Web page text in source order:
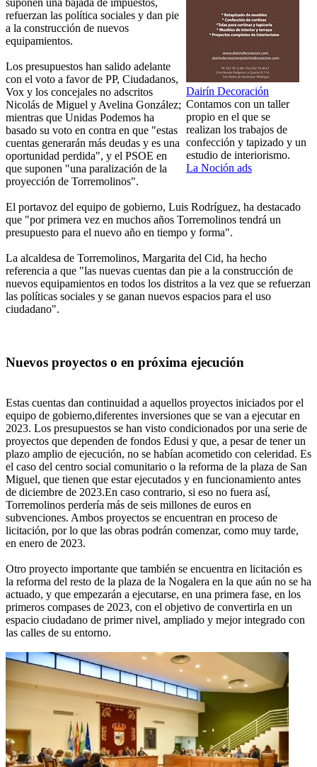
Dairín Decoración
Contamos con un taller
propio en el que se
realizan los trabajos de
confección y tapizado y un
estudio de interiorismo.
La Noción ads
suponen una bajada de impuestos,
refuerzan las política sociales y dan pie
a la construcción de nuevos
equipamientos.
Los presupuestos han salido adelante
con el voto a favor de PP, Ciudadanos,
Vox y los concejales no adscritos
Nicolás de Miguel y Avelina González;
mientras que Unidas Podemos ha
basado su voto en contra en que "estas
cuentas generarán más deudas y es una
oportunidad perdida", y el PSOE en
que suponen "una paralización de la
proyección de Torremolinos".
El portavoz del equipo de gobierno, Luis Rodríguez, ha destacado
que "por primera vez en muchos años Torremolinos tendrá un
presupuesto para el nuevo año en tiempo y forma".
La alcaldesa de Torremolinos, Margarita del Cid, ha hecho
referencia a que "las nuevas cuentas dan pie a la construcción de
nuevos equipamientos en todos los distritos a la vez que se refuerzan
las políticas sociales y se ganan nuevos espacios para el uso
ciudadano".
Nuevos proyectos o en próxima ejecución
Estas cuentas dan continuidad a aquellos proyectos iniciados por el
equipo de gobierno,diferentes inversiones que se van a ejecutar en
2023. Los presupuestos se han visto condicionados por una serie de
proyectos que dependen de fondos Edusi y que, a pesar de tener un
plazo amplio de ejecución, no se habían acometido con celeridad. Es
el caso del centro social comunitario o la reforma de la plaza de San
Miguel, que tienen que estar ejecutados y en funcionamiento antes
de diciembre de 2023.En caso contrario, si eso no fuera así,
Torremolinos perdería más de seis millones de euros en
subvenciones. Ambos proyectos se encuentran en proceso de
licitación, por lo que las obras podrán comenzar, como muy tarde,
en enero de 2023.
Otro proyecto importante que también se encuentra en licitación es
la reforma del resto de la plaza de la Nogalera en la que aún no se ha
actuado, y que empezarán a ejecutarse, en una primera fase, en los
primeros compases de 2023, con el objetivo de convertirla en un
espacio ciudadano de primer nivel, ampliado y mejor integrado con
las calles de su entorno.